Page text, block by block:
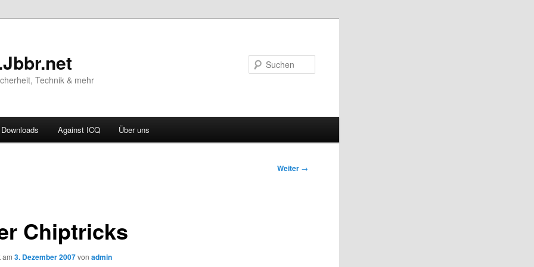
Technik & mehr
Downloads Against ICQ Über uns
Weiter →
Chiptricks
am3. Dezember 2007 vonadmin